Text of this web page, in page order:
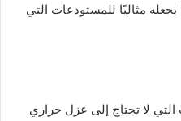
يجعله مثاليًا للمستودعات التي
لا تحتاج إلى عزل حراري